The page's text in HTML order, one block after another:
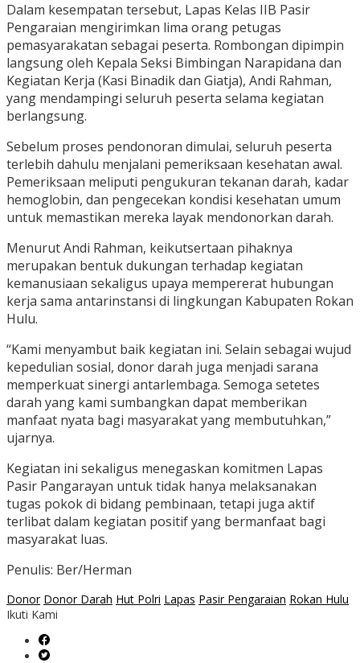
Dalam kesempatan tersebut, Lapas Kelas IIB Pasir
Pengaraian mengirimkan lima orang petugas
pemasyarakatan sebagai peserta. Rombongan dipimpin
langsung oleh Kepala Seksi Bimbingan Narapidana dan
Kegiatan Kerja (Kasi Binadik dan Giatja), Andi Rahman,
yang mendampingi seluruh peserta selama kegiatan
berlangsung.
Sebelum proses pendonoran dimulai, seluruh peserta
terlebih dahulu menjalani pemeriksaan kesehatan awal.
Pemeriksaan meliputi pengukuran tekanan darah, kadar
hemoglobin, dan pengecekan kondisi kesehatan umum
untuk memastikan mereka layak mendonorkan darah.
Menurut Andi Rahman, keikutsertaan pihaknya
merupakan bentuk dukungan terhadap kegiatan
kemanusiaan sekaligus upaya mempererat hubungan
kerja sama antarinstansi di lingkungan Kabupaten Rokan
Hulu.
“Kami menyambut baik kegiatan ini. Selain sebagai wujud
kepedulian sosial, donor darah juga menjadi sarana
memperkuat sinergi antarlembaga. Semoga setetes
darah yang kami sumbangkan dapat memberikan
manfaat nyata bagi masyarakat yang membutuhkan,”
ujarnya.
Kegiatan ini sekaligus menegaskan komitmen Lapas
Pasir Pangarayan untuk tidak hanya melaksanakan
tugas pokok di bidang pembinaan, tetapi juga aktif
terlibat dalam kegiatan positif yang bermanfaat bagi
masyarakat luas.
Penulis: Ber/Herman
Donor Donor Darah Hut Polri Lapas Pasir Pengaraian Rokan Hulu
Ikuti Kami